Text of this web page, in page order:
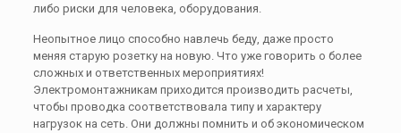
либо риски для человека, оборудования.
Неопытное лицо способно навлечь беду, даже просто
меняя старую розетку на новую. Что уже говорить о более
сложных и ответственных мероприятиях!
Электромонтажникам приходится производить расчеты,
чтобы проводка соответствовала типу и характеру
нагрузок на сеть. Они должны помнить и об экономическом